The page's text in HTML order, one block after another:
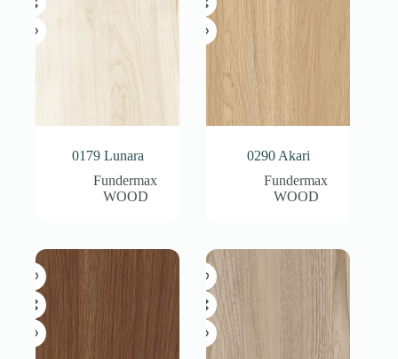
0179 Lunara
Fundermax
WOOD
0290 Akari
Fundermax
WOOD